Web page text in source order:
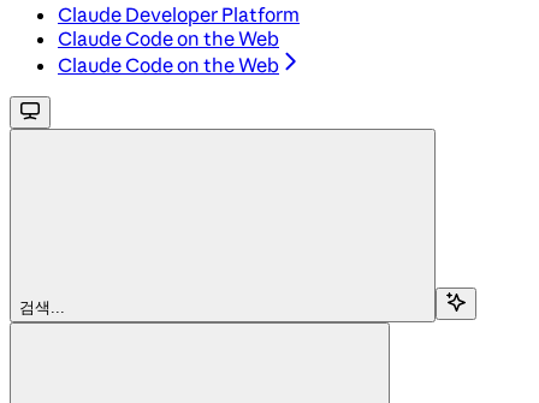
Claude Developer Platform
Claude Code on the Web
Claude Code on the Web
검색...